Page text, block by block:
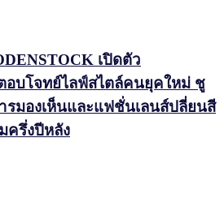
เปิดตัว
อบโจทย์ไลฟ์สไตล์คนยุคใหม่ ชู
รมองเห็นและแฟชั่นเลนส์ปลี่ยนสี
ครึ่งปีหลัง